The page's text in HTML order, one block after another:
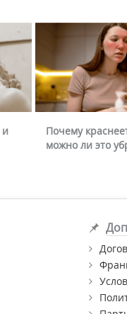
и
Почему
можно ли это